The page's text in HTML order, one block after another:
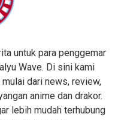
untuk para penggemar
Wave. Di sini kami
dari news, review,
anime dan drakor.
lebih mudah terhubung